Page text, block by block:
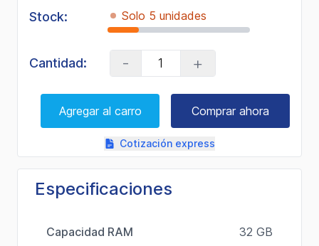
Stock: Solo 5 unidades
Cantidad: - +
Agregar al carro Comprar ahora
Cotización express
Especificaciones
Capacidad RAM 32 GB